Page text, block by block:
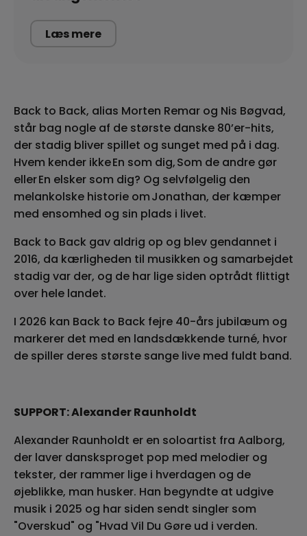
Back to Back, alias Morten Remar og Nis Bøgvad,
står bag nogle af de største danske 80’er-hits,
der stadig bliver spillet og sunget med på i dag.
Hvem kender ikke En som dig, Som de andre gør
eller En elsker som dig? Og selvfølgelig den
melankolske historie om Jonathan, der kæmper
med ensomhed og sin plads i livet.
Back to Back gav aldrig op og blev gendannet i
2016, da kærligheden til musikken og samarbejdet
stadig var der, og de har lige siden optrådt flittigt
over hele landet.
I 2026 kan Back to Back fejre 40-års jubilæum og
markerer det med en landsdækkende turné, hvor
de spiller deres største sange live med fuldt band.
SUPPORT: Alexander Raunholdt
Alexander Raunholdt er en soloartist fra Aalborg,
der laver dansksproget pop med melodier og
tekster, der rammer lige i hverdagen og de
øjeblikke, man husker. Han begyndte at udgive
musik i 2025 og har siden sendt singler som
"Overskud" og "Hvad Vil Du Gøre ud i verden.
Læs mere